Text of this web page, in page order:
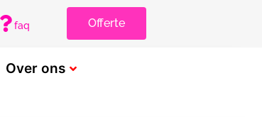
faq Offerte
Over ons